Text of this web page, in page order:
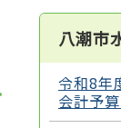
八潮市
令和8年
会計予